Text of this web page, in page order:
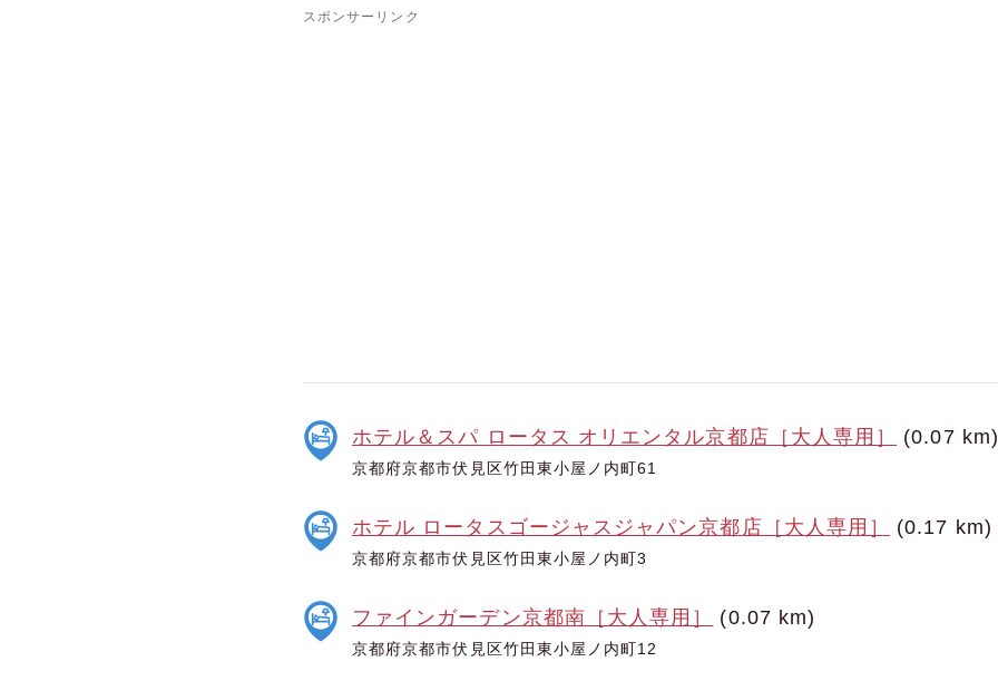
スポンサーリンク
ホテル＆スパ ロータス オリエンタル京都店［大人専用］ (0.07 km)
京都府京都市伏見区竹田東小屋ノ内町61
ホテル ロータスゴージャスジャパン京都店［大人専用］ (0.17 km)
京都府京都市伏見区竹田東小屋ノ内町3
ファインガーデン京都南［大人専用］ (0.07 km)
京都府京都市伏見区竹田東小屋ノ内町12